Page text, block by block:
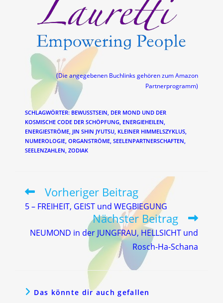
(Die angegebenen Buchlinks gehören zum Amazon
Partnerprogramm)
SCHLAGWÖRTER: BEWUSSTSEIN, DER MOND UND DER
KOSMISCHE CODE DER SCHÖPFUNG, ENERGIEHEILEN,
ENERGIESTRÖME, JIN SHIN JYUTSU, KLEINER HIMMELSZYKLUS,
NUMEROLOGIE, ORGANSTRÖME, SEELENPARTNERSCHAFTEN,
SEELENZAHLEN, ZODIAK
Weitere
ansehen
Vorheriger Beitrag
5 – FREIHEIT, GEIST und WEGBIEGUNG
Nächster Beitrag
NEUMOND in der JUNGFRAU, HELLSICHT und
Rosch-Ha-Schana
Das könnte dir auch gefallen